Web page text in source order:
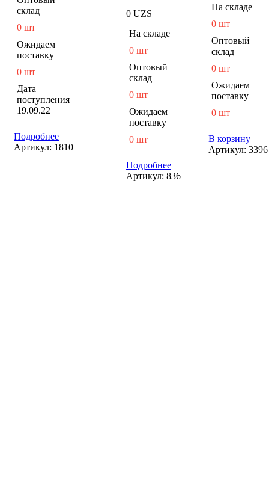
склад
0 шт
Ожидаем
поставку
0 шт
Дата
поступления
19.09.22
Подробнее
Артикул: 1810
0 UZS
На складе
0 шт
Оптовый
склад
0 шт
Ожидаем
поставку
0 шт
Подробнее
Артикул: 836
На складе
0 шт
Оптовый
склад
0 шт
Ожидаем
поставку
0 шт
В корзину
Артикул: 3396